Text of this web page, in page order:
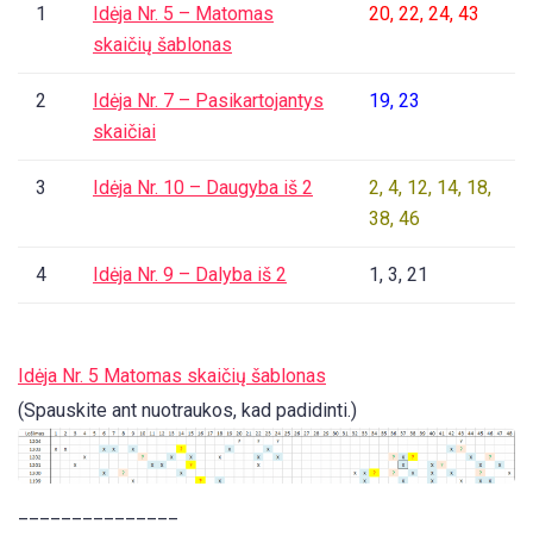
1
Idėja Nr. 5 – Matomas
skaičių šablonas
20, 22, 24, 43
2
Idėja Nr. 7 – Pasikartojantys
skaičiai
19, 23
3 Idėja Nr. 10 – Daugyba iš 2
2, 4, 12, 14, 18,
38, 46
4 Idėja Nr. 9 – Dalyba iš 2 1, 3, 21
Idėja Nr. 5 Matomas skaičių šablonas
(Spauskite ant nuotraukos, kad padidinti.)